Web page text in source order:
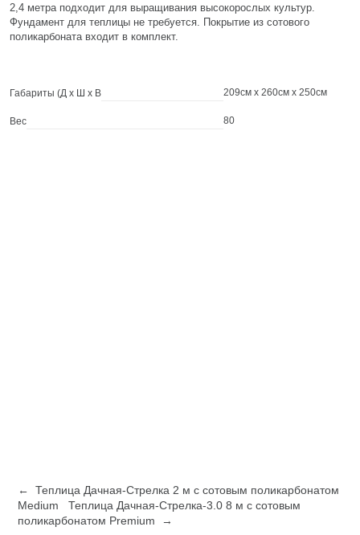
2,4 метра подходит для выращивания высокорослых культур.
Фундамент для теплицы не требуется. Покрытие из сотового
поликарбоната входит в комплект.
Габариты (Д х Ш х В 209см x 260см x 250см
Вес 80
← Теплица Дачная-Стрелка 2 м c сотовым поликарбонатом
Medium
Теплица Дачная-Стрелка-3.0 8 м с сотовым
поликарбонатом Premium →